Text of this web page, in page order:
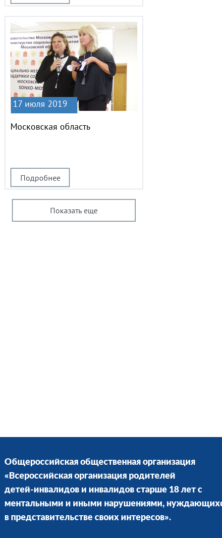
Подробнее
Московская область
17 июля 2019
Показать еще
Общероссийская общественная организация
«Всероссийская организация родителей
детей-инвалидов и инвалидов старше 18 лет с
ментальными и иными нарушениями,
в представительстве своих интересов».